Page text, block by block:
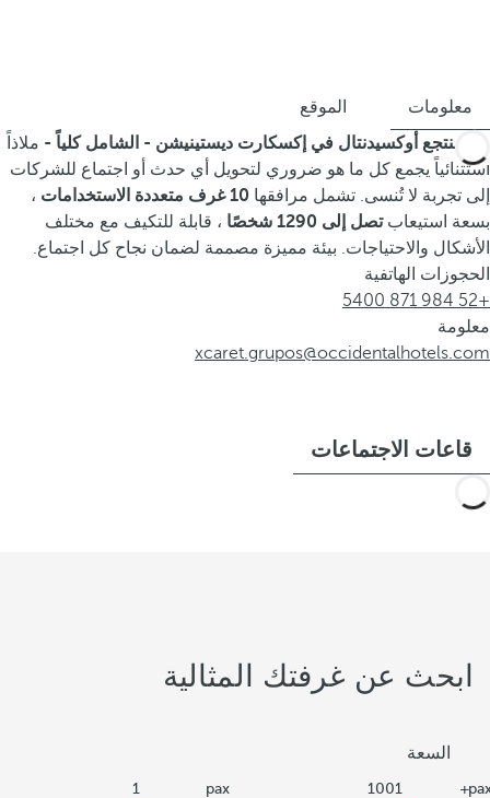
معلومات
الموقع
منتجع أوكسيدنتال في إكسكارت ديستينيشن - الشامل كلياً - ملاذاً
استثنائياً يجمع كل ما هو ضروري لتحويل أي حدث أو اجتماع للشركات
إلى تجربة لا تُنسى. تشمل مرافقها 10 غرف متعددة الاستخدامات
،
بسعة استيعابتصل إلى 1290 شخصًا
، قابلة للتكيف مع مختلف
الأشكال والاحتياجات. بيئة مميزة مصممة لضمان نجاح كل اجتماع.
الحجوزات الهاتفية
+52 984 871 5400
معلومة
xcaret.grupos@occidentalhotels.com
قاعات الاجتماعات
ابحث عن غرفتك المثالية
السعة